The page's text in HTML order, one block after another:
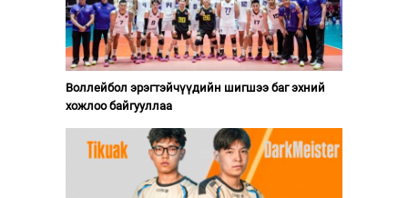
Воллейбол эрэгтэйчүүдийн шигшээ баг эхний
хожлоо байгууллаа